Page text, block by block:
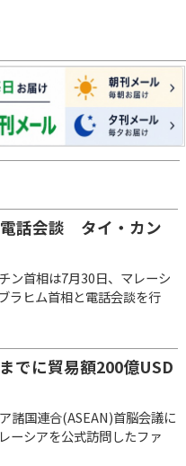
話会談 タイ・カン
ン首相は7月30日、マレーシ
ラヒム首相と電話会談を行
でに貿易額200億USD
諸国連合(ASEAN)首脳会議に
ーシアを公式訪問したファ